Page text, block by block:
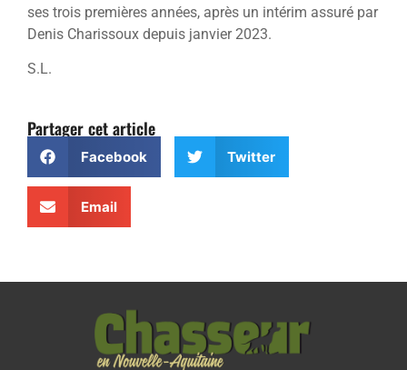
ses trois premières années, après un intérim assuré par
Denis Charissoux depuis janvier 2023.
S.L.
Partager cet article
Facebook Twitter
Email